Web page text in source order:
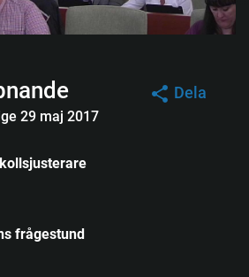
Dela
29 maj 2017
frågestund